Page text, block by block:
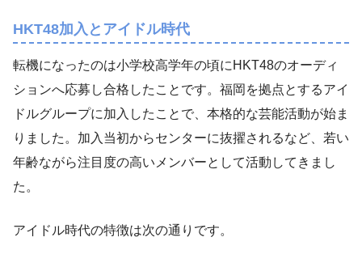
HKT48加入とアイドル時代
転機になったのは小学校高学年の頃にHKT48のオーディ
ションへ応募し合格したことです。福岡を拠点とするアイ
ドルグループに加入したことで、本格的な芸能活動が始ま
りました。加入当初からセンターに抜擢されるなど、若い
年齢ながら注目度の高いメンバーとして活動してきまし
た。
アイドル時代の特徴は次の通りです。